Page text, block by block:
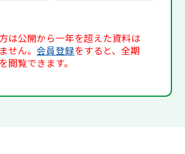
は公開から一年を超えた資料は
せん。会員登録をすると、全期
閲覧できます。